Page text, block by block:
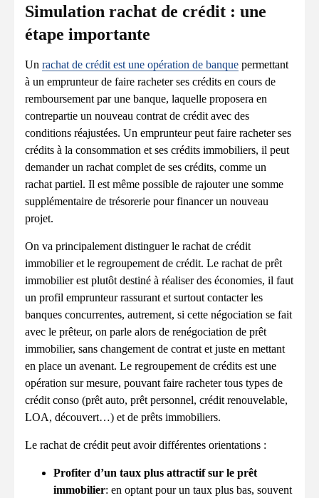
Simulation rachat de crédit : une
étape importante
Un rachat de crédit est une opération de banque permettant
à un emprunteur de faire racheter ses crédits en cours de
remboursement par une banque, laquelle proposera en
contrepartie un nouveau contrat de crédit avec des
conditions réajustées. Un emprunteur peut faire racheter ses
crédits à la consommation et ses crédits immobiliers, il peut
demander un rachat complet de ses crédits, comme un
rachat partiel. Il est même possible de rajouter une somme
supplémentaire de trésorerie pour financer un nouveau
projet.
On va principalement distinguer le rachat de crédit
immobilier et le regroupement de crédit. Le rachat de prêt
immobilier est plutôt destiné à réaliser des économies, il faut
un profil emprunteur rassurant et surtout contacter les
banques concurrentes, autrement, si cette négociation se fait
avec le prêteur, on parle alors de renégociation de prêt
immobilier, sans changement de contrat et juste en mettant
en place un avenant. Le regroupement de crédits est une
opération sur mesure, pouvant faire racheter tous types de
crédit conso (prêt auto, prêt personnel, crédit renouvelable,
LOA, découvert…) et de prêts immobiliers.
Le rachat de crédit peut avoir différentes orientations :
Profiter d’un taux plus attractif sur le prêt
immobilier: en optant pour un taux plus bas, souvent